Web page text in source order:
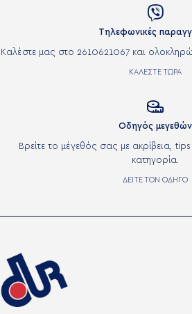

Τηλεφωνικές
Καλέστε μας στο 2610621067 και
ΚΑΛΕΣΤΕ ΤΩΡΑ

Οδηγός μεγεθών
Βρείτε το μέγεθός σας με ακρίβεια,
κατηγορία.
ΔΕΙΤΕ ΤΟΝ ΟΔΗΓΟ